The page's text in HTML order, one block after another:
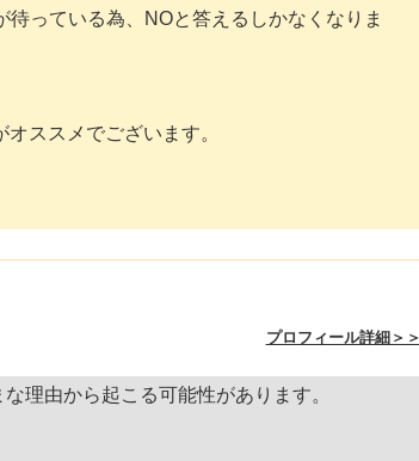
っている為、NOと答えるしかなくなりま
ススメでございます。
プロフィール詳細＞＞
理由から起こる可能性があります。